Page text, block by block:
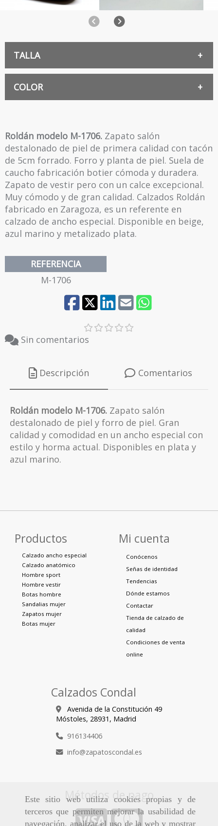
Este sitio web utiliza cookies propias y de
terceros que permiten mejorar la usabilidad de
navegación, analizar el uso de la web y mostrar
AnteriorSiguiente
TALLA
36
38
40
COLOR
MARINO
BEIGE
PLATINO
Roldán modelo M-1706. Zapato salón
destalonado de piel de primera calidad con tacón
de 5cm forrado. Forro y planta de piel. Suela de
caucho fabricación botier cómoda y duradera.
Zapato de vestir pero con un calce excepcional.
Muy cómodo y de gran calidad. Calzados Roldán
fabricado en Zaragoza, es un referente en
calzado de ancho especial. Disponible en beige,
azul marino y metalizado plata.
REFERENCIA
M-1706
Sin comentarios
Descripción Comentarios
Roldán modelo M-1706. Zapato salón
destalonado de piel y forro de piel. Gran
calidad y comodidad en un ancho especial con
estilo y horma actual. Disponibles en plata y
azul marino.
Productos
Calzado ancho especial
Calzado anatómico
Hombre sport
Hombre vestir
Botas hombre
Sandalias mujer
Zapatos mujer
Botas mujer
Mi cuenta
Conócenos
Señas de identidad
Tendencias
Dónde estamos
Contactar
Tienda de calzado de
calidad
Condiciones de venta
online
Calzados Condal
Avenida de la Constitución 49
Móstoles, 28931, Madrid
916134406
info
zapatoscondal.es
Métodos de pago